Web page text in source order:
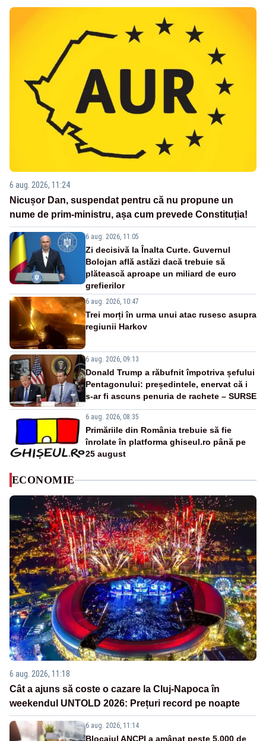
6 aug. 2026, 11:24
Nicușor Dan, suspendat pentru că nu propune un
nume de prim-ministru, așa cum prevede Constituția!
6 aug. 2026, 11:05
Zi decisivă la Înalta Curte. Guvernul
Bolojan află astăzi dacă trebuie să
plătească aproape un miliard de euro
grefierilor
6 aug. 2026, 10:47
Trei morți în urma unui atac rusesc asupra
regiunii Harkov
6 aug. 2026, 09:13
Donald Trump a răbufnit împotriva șefului
Pentagonului: președintele, enervat că i
s-ar fi ascuns penuria de rachete – SURSE
6 aug. 2026, 08:35
Primăriile din România trebuie să fie
înrolate în platforma ghiseul.ro până pe
25 august
ECONOMIE
6 aug. 2026, 11:18
Cât a ajuns să coste o cazare la Cluj-Napoca în
weekendul UNTOLD 2026: Prețuri record pe noapte
6 aug. 2026, 11:14
Blocajul ANCPI a amânat peste 5.000 de